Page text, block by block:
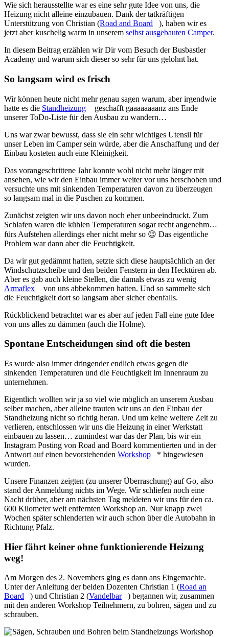
Wie sich herausstellte war es eine sehr gute Idee von uns, die
Heizung nicht alleine einzubauen. Dank der tatkräftigen
Unterstützung von Christian (Road and Board
), haben wir es
jetzt aber kuschelig warm in unserem selbst ausgebauten Camper.
In diesem Beitrag erzählen wir Dir vom Besuch der Busbastler
Academy und warum sich dieser so sehr für uns gelohnt hat.
So langsam wird es frisch
Wir können heute nicht mehr genau sagen warum, aber irgendwie
hatte es die Standheizung
geschafft gaaaaaaaanz ans Ende
unserer ToDo-Liste für den Ausbau zu wandern…
Uns war zwar bewusst, dass sie ein sehr wichtiges Utensil für
unser Leben im Camper sein würde, aber die Anschaffung und der
Einbau kosteten auch eine Kleinigkeit.
Das vorangeschrittene Jahr konnte wohl nicht mehr länger mit
ansehen, wie wir den Einbau immer weiter vor uns herschoben und
versuchte uns mit sinkenden Temperaturen davon zu überzeugen
so langsam mal in die Puschen zu kommen.
Zunächst zeigten wir uns davon noch eher unbeeindruckt. Zum
Schlafen waren die kühlen Temperaturen sogar recht angenehm…
fürs Aufstehen allerdings eher nicht mehr so 😉 Das eigentliche
Problem war dann aber die Feuchtigkeit.
Da wir gut gedämmt hatten, setzte sich diese hauptsächlich an der
Windschutzscheibe und den beiden Fenstern in den Hecktüren ab.
Aber es gab auch kleine Stellen, die damals etwas zu wenig
Armaflex
von uns abbekommen hatten. Und so sammelte sich
die Feuchtigkeit dort so langsam aber sicher ebenfalls.
Rückblickend betrachtet war es aber auf jeden Fall eine gute Idee
von uns alles zu dämmen (auch die Holme).
Spontane Entscheidungen sind oft die besten
Es wurde also immer dringender endlich etwas gegen die
sinkenden Temperaturen und die Feuchtigkeit im Innenraum zu
unternehmen.
Eigentlich wollten wir ja so viel wie möglich an unserem Ausbau
selber machen, aber alleine trauten wir uns an den Einbau der
Standheizung nicht so richtig heran. Und um keine weitere Zeit zu
verlieren, entschlossen wir uns die Heizung in einer Werkstatt
einbauen zu lassen… zumindest war das der Plan, bis wir ein
Instagram Posting von Road and Board kommentierten und in der
Antwort auf einen bevorstehenden Workshop
* hingewiesen
wurden.
Unsere Finanzen zeigten (zu unserer Überraschung) auf Go, also
stand der Anmeldung nichts im Wege. Wir schliefen noch eine
Nacht drüber, aber am nächsten Tag meldeten wir uns für den ca.
600 Kilometer weit entfernten Workshop an. Nur knapp zwei
Wochen später schlenderten wir auch schon über die Autobahn in
Richtung Pfalz.
Hier fährt keiner ohne funktionierende Heizung
weg!
Am Morgen des 2. Novembers ging es dann ans Eingemachte.
Unter der Anleitung der beiden Dozenten Christian 1 (Road an
Board
) und Christian 2 (Vandelbar
) begannen wir, zusammen
mit den anderen Workshop Teilnehmern, zu bohren, sägen und zu
schrauben.